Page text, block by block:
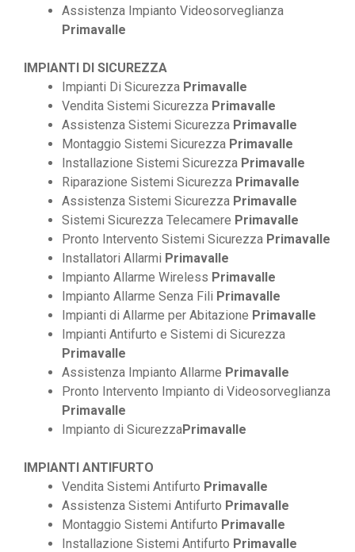
Assistenza Impianto Videosorveglianza
Primavalle
IMPIANTI DI SICUREZZA
Impianti Di Sicurezza Primavalle
Vendita Sistemi Sicurezza Primavalle
Assistenza Sistemi Sicurezza Primavalle
Montaggio Sistemi Sicurezza Primavalle
Installazione Sistemi Sicurezza Primavalle
Riparazione Sistemi Sicurezza Primavalle
Assistenza Sistemi Sicurezza Primavalle
Sistemi Sicurezza Telecamere Primavalle
Pronto Intervento Sistemi Sicurezza Primavalle
Installatori Allarmi Primavalle
Impianto Allarme Wireless Primavalle
Impianto Allarme Senza Fili Primavalle
Impianti di Allarme per Abitazione Primavalle
Impianti Antifurto e Sistemi di Sicurezza
Primavalle
Assistenza Impianto Allarme Primavalle
Pronto Intervento Impianto di Videosorveglianza
Primavalle
Impianto di SicurezzaPrimavalle
IMPIANTI ANTIFURTO
Vendita Sistemi Antifurto Primavalle
Assistenza Sistemi Antifurto Primavalle
Montaggio Sistemi Antifurto Primavalle
Installazione Sistemi Antifurto Primavalle